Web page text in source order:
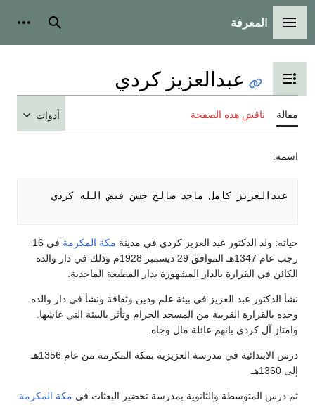
القائمة الرئيسية
المعرفة بحث
تبديل عرض جدول المحتويات
عبدالعزيز كردي
مقالة ناقش هذه الصفحة أدوات
اسمه:
حياته: ولد الدكتور عبد العزيز كردي في مدينة مكة المكرمة
في 16
رجب عام 1347هـ الموافق 29 ديسمبر 1928م وذلك في دار والده
الكائن في القرارة بالدار المشهورة بدار المطبعة الماجدية.
نشأ الدكتور عبد العزيز في بيئة علم ودين وثقافة ونشأ في دار والده
وجده بالقرارة القريبة من المسجد الحرام وتأثر بالبيئة التي عاشها.
وامتاز آل كردي بانهم عائلة مال وجاه.
درس الابتدائية في مدرسة العزيزية بمكة المكرمة من عام 1356هـ
إلى 1360هـ
ثم درس المتوسطة والثانوية بمدرسة تحضير البعثات في مكة المكرمة